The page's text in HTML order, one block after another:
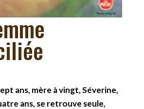
ans, mère à vingt, Séverine,
ans, se retrouve seule,